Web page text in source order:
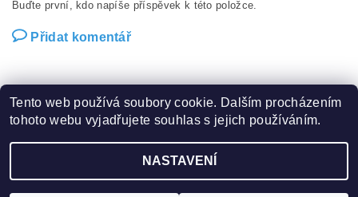
Buďte první, kdo napíše příspěvek k této položce.
Přidat komentář
Zboží.cz | Heureka.cz | Hot-fix.cz | Crystalstyle.cz
2026 ©Vysivaci.cz, všechna práva vyhrazena
Tento web používá soubory cookie. Dalším procházením
tohoto webu vyjadřujete souhlas s jejich používáním.
NASTAVENÍ